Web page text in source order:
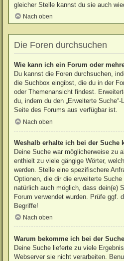
gleicher Stelle kannst du sie auch
Nach oben
Die Foren durchsuchen
Wie kann ich ein Forum oder
Du kannst die Foren durchsuchen,
die Suchbox eingibst, die du in der
oder Themenansicht findest.
du, indem du den „Erweiterte
Seite des Forums aus verfügbar ist.
Nach oben
Weshalb erhalte ich bei der Suche
Deine Suche war möglicherweise zu
enthielt zu viele gängige Wörter,
werden. Stelle eine spezifischere
Optionen, die dir die erweiterte
natürlich auch möglich, dass dein(e)
Forum verwendet wurden. Prüfe ggf.
Begriffe!
Nach oben
Warum bekomme ich bei der
Deine Suche lieferte zu viele
Webserver sie nicht verarbeiten.